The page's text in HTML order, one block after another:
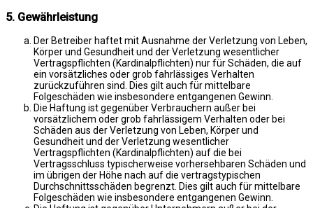
5. Gewährleistung
Der Betreiber haftet mit Ausnahme der Verletzung von Leben,
Körper und Gesundheit und der Verletzung wesentlicher
Vertragspflichten (Kardinalpflichten) nur für Schäden, die auf
ein vorsätzliches oder grob fahrlässiges Verhalten
zurückzuführen sind. Dies gilt auch für mittelbare
Folgeschäden wie insbesondere entgangenen Gewinn.
Die Haftung ist gegenüber Verbrauchern außer bei
vorsätzlichem oder grob fahrlässigem Verhalten oder bei
Schäden aus der Verletzung von Leben, Körper und
Gesundheit und der Verletzung wesentlicher
Vertragspflichten (Kardinalpflichten) auf die bei
Vertragsschluss typischerweise vorhersehbaren Schäden und
im übrigen der Höhe nach auf die vertragstypischen
Durchschnittsschäden begrenzt. Dies gilt auch für mittelbare
Folgeschäden wie insbesondere entgangenen Gewinn.